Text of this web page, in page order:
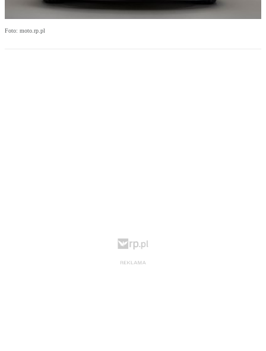
Foto: moto.rp.pl